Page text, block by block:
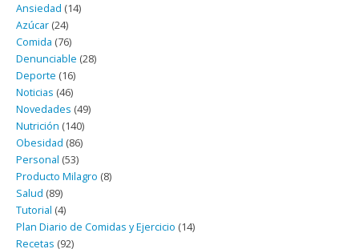
Ansiedad (14)
Azúcar (24)
Comida (76)
Denunciable (28)
Deporte (16)
Noticias (46)
Novedades (49)
Nutrición (140)
Obesidad (86)
Personal (53)
Producto Milagro (8)
Salud (89)
Tutorial (4)
Plan Diario de Comidas y Ejercicio (14)
Recetas (92)